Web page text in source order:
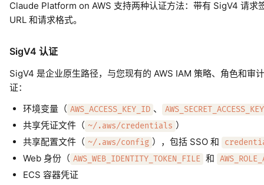
Claude Platform on AWS 支持两种认证方法：带有 SigV4 请求
URL 和请求格式。
SigV4 认证
SigV4 是企业原生路径，与您现有的 AWS IAM 策略、角色和审
证：
环境变量（ AWS_ACCESS_KEY_ID 、 AWS_SECRET_ACCESS_KEY
共享凭证文件（ ~/.aws/credentials ）
共享配置文件（ ~/.aws/config ），包括 SSO 和
Web 身份（ AWS_WEB_IDENTITY_TOKEN_FILE 和
ECS 容器凭证